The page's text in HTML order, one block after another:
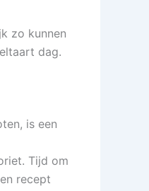
zo kunnen
dag.
is een
Tijd om
recept